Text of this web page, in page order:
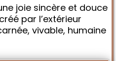
joie sincère et douce
par l’extérieur
vivable, humaine